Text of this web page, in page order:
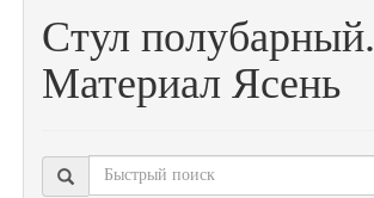
Стул полубарный.
Материал Ясень